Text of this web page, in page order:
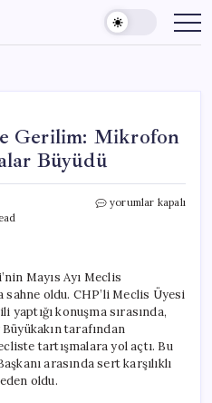
Gerilim: Mikrofon
Büyüdü
Kocaeli
Tartışmalar
Büyüdü
için
yorumlar kapalı
Mayıs Ayı Meclis
oldu. CHP’li Meclis Üyesi
yaptığı konuşma sırasında,
tarafından
tartışmalara yol açtı. Bu
arasında sert karşılıklı
oldu.